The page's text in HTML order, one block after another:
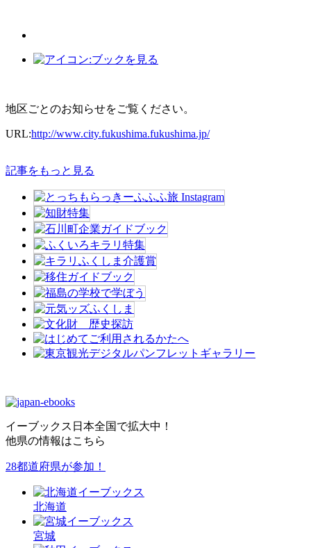
地区ごとのお知らせをご覧ください。
URL:http://www.city.fukushima.fukushima.jp/
記事をもっと見る
イーブックス日本全国で拡大中！
他県の情報はこちら
28都道府県が参加！
北海道
宮城